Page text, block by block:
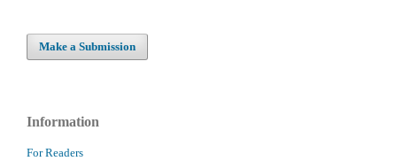
Make a Submission
Information
For Readers